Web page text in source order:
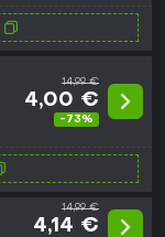
14,99 €
4,00 €
-73%
14,99 €
4,14 €